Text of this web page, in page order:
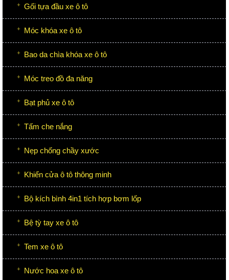
Gối tựa đầu xe ô tô
Móc khóa xe ô tô
Bao da chìa khóa xe ô tô
Móc treo đồ đa năng
Bạt phủ xe ô tô
Tấm che nắng
Nẹp chống chầy xước
Khiển cửa ô tô thông minh
Bộ kích bình 4in1 tích hợp bơm lốp
Bệ tỳ tay xe ô tô
Tem xe ô tô
Nước hoa xe ô tô